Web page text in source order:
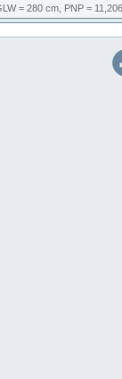
= 280 cm, PNP =